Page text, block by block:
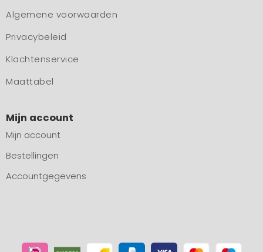
Algemene voorwaarden
Privacybeleid
Klachtenservice
Maattabel
Mijn account
Mijn account
Bestellingen
Accountgegevens